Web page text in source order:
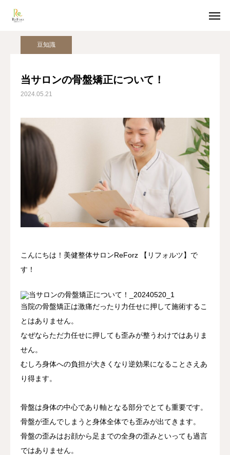
豆知識
当サロンの骨盤矯正について！
2024.05.21
こんにちは！美健整体サロンReForz 【リフォルツ】で
す！
当院の骨盤矯正は激痛だったり力任せに押して施術するこ
とはありません。
なぜならただ力任せに押しても歪みが整うわけではありま
せん。
むしろ身体への負担が大きくなり逆効果になることさえあ
り得ます。
骨盤は身体の中心であり軸となる部分でとても重要です。
骨盤が歪んでしまうと身体全体でも歪みが出てきます。
骨盤の歪みはお顔から足までの全身の歪みといっても過言
ではありません。
アクセス
TOP
姿勢美人コラム
美容整体